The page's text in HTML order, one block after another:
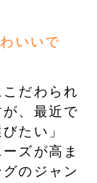
いいで
だわられ
、最近で
たい」
ズが高ま
のジャン